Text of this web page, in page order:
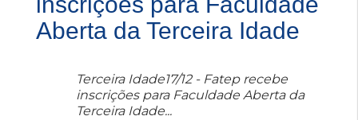
Aberta da Terceira Idade
Terceira Idade17/12 - Fatep recebe
inscrições para Faculdade Aberta da
Terceira Idade...